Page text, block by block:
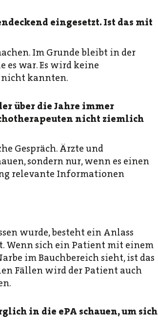
eingesetzt. Ist das mit
Im Grunde bleibt in der
es war. Es wird keine
kannten.
über die Jahre immer
nicht ziemlich
Gespräch. Ärzte und
sondern nur, wenn es einen
relevante Informationen
wurde, besteht ein Anlass
Wenn sich ein Patient mit einem
im Bauchbereich sieht, ist das
Fällen wird der Patient auch
in die ePA schauen, um sich